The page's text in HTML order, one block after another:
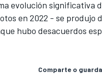
evolución significativa
en 2022 - se produjo
hubo desacuerdos
Comparte o